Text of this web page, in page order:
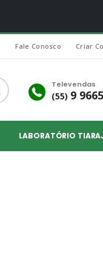
Fale Conosco Criar
Televendas
(55) 9
LABORATÓRIO